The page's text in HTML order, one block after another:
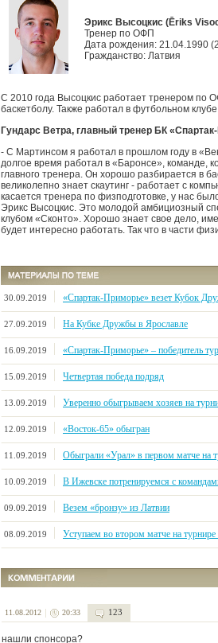
Эрикс Высоцкис (Ēriks
Тренер по ОФП
Дата рождения: 21.04.1990
Гражданство: Латвия
С 2010 года Высоцкис работает тренером по
баскетболу. Также работал в футбольном
Гундарс Ветра, главный тренер БК
- C Мартинсом я работал в прошлом году в
долгое время работал в «Баронсе», команде,
главного тренера. Он хорошо разбирается в
великолепно знает скаутинг - работает с
касается тренера по физподготовке, у нас
Эрикс Высоцкис. Это молодой амбициозный
клубом «Сконто». Хорошо знает свое дело,
будет интересно работать. Так что в части
30.09.2019 «Спартак-Приморье» везет Кубок
27.09.2019 На Кубке Дружбы в Ярославле
16.09.2019 «Спартак-Приморье» – победитель
15.09.2019 Четвертая победа подряд
13.09.2019 Уверенно обыгрываем хозяев на
12.09.2019 «Восток-65» обыгран
11.09.2019 Обыграли «Урал» в первом матче на
10.09.2019 В Ижевске потренируемся с
09.09.2019 Везем «бронзу» из Латвии
08.09.2019 Уступаем во втором матче на
11.08.2012 20:33 123
нашли спонсора?